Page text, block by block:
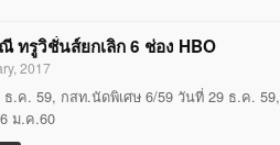
ทรูวิชั่นส์ยกเลิก 6 ช่อง HBO
2017
.ค. 59, กสท.นัดพิเศษ 6/59 วันที่ 29 ธ.ค. 59,
ม.ค.60